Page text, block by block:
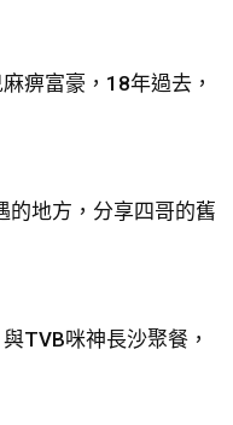
痹富豪，18年過去，
的地方，分享四哥的舊
TVB咪神長沙聚餐，